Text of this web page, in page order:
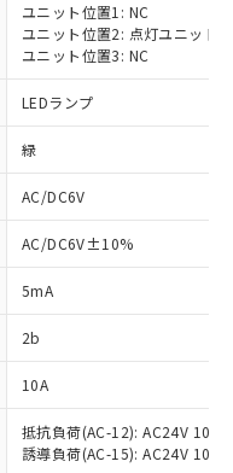
ユニット位置1: NC
ユニット位置2: 点灯ユニット
ユニット位置3: NC
LEDランプ
緑
AC/DC6V
AC/DC6V±10%
5mA
2b
10A
抵抗負荷(AC-12): AC24V 10A/
誘導負荷(AC-15): AC24V
、同意のうえ
機器事業取扱
び標準価格
だくもので
商品の中には、
（10物質）の
可能な商品で
物質）の非含
る予定のある
（10物質）の
応品を出す予
（10物質）の
たは確認中の
無形物で、有
です。
有部品として
が中国RoHSの
ます。
が中国RoHSの